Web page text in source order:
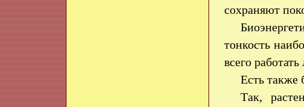
сохраняют
тонкость
всего
Есть также
Так,